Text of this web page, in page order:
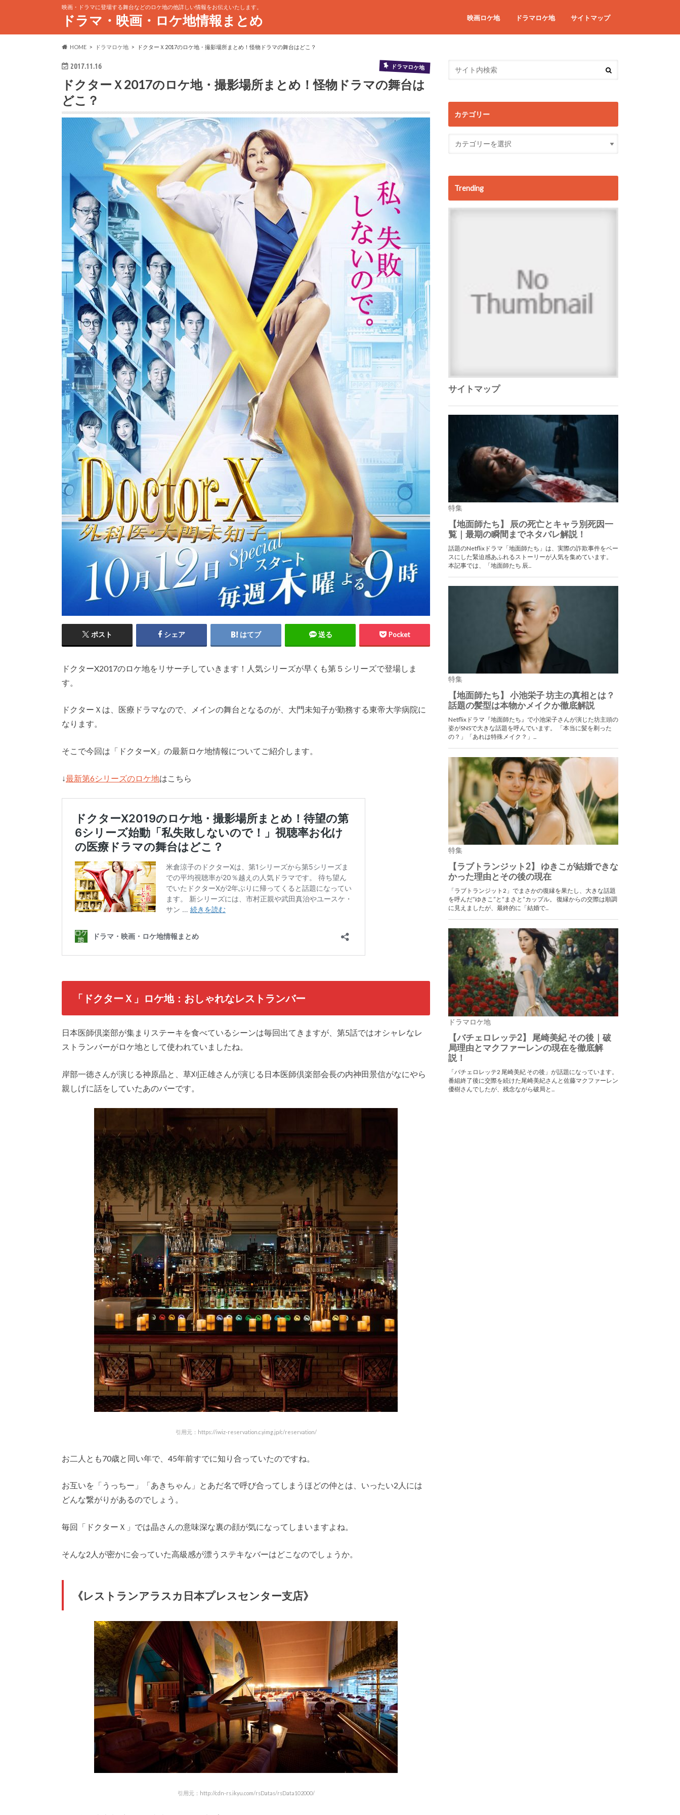
映画・ドラマに登場する舞台などのロケ地の他詳しい情報をお伝えいたします。
ドラマ・映画・ロケ地情報まとめ 映画ロケ地 ドラマロケ地 サイトマップ
HOME ドラマロケ地 ドクターＸ2017のロケ地・撮影場所まとめ！怪物ドラマの舞台はどこ？
2017.11.16 ドラマロケ地
ドクターＸ2017のロケ地・撮影場所まとめ！怪物ドラマの舞台は
どこ？
ポスト シェア はてブ 送る Pocket
ドクターX2017のロケ地をリサーチしていきます！人気シリーズが早くも第５シリーズで登場しま
す。
ドクターＸは、医療ドラマなので、メインの舞台となるのが、大門未知子が勤務する東帝大学病院に
なります。
そこで今回は「ドクターX」の最新ロケ地情報についてご紹介します。
↓最新第6シリーズのロケ地はこちら
「ドクターＸ」ロケ地：おしゃれなレストランバー
日本医師倶楽部が集まりステーキを食べているシーンは毎回出てきますが、第5話ではオシャレなレ
ストランバーがロケ地として使われていましたね。
岸部一徳さんが演じる神原晶と、草刈正雄さんが演じる日本医師倶楽部会長の内神田景信がなにやら
親しげに話をしていたあのバーです。
引用元：https://iwiz-reservation.c.yimg.jp/c/reservation/
お二人とも70歳と同い年で、45年前すでに知り合っていたのですね。
お互いを「うっちー」「あきちゃん」とあだ名で呼び合ってしまうほどの仲とは、いったい2人には
どんな繋がりがあるのでしょう。
毎回「ドクターＸ」では晶さんの意味深な裏の顔が気になってしまいますよね。
そんな2人が密かに会っていた高級感が漂うステキなバーはどこなのでしょうか。
《レストランアラスカ日本プレスセンター支店》
引用元：http://cdn-rs.ikyu.com/rsDatas/rsData102000/
カテゴリー
Trending